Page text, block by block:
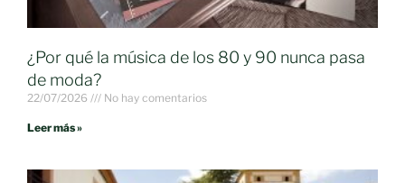
¿Por qué la música de los 80 y 90 nunca pasa
de moda?
22/07/2026 No hay comentarios
Leer más »